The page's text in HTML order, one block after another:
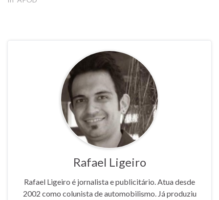
Rafael Ligeiro
Rafael Ligeiro é jornalista e publicitário. Atua desde
2002 como colunista de automobilismo. Já produziu